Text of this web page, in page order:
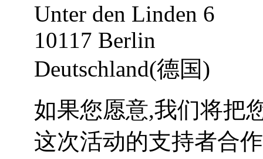
Unter den Linden 6
10117 Berlin
Deutschland(德国)
如果您愿意,我们将把
这次活动的支持者合